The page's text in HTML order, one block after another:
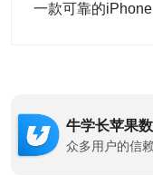
一款可靠的
牛学长苹果
众多用户的信